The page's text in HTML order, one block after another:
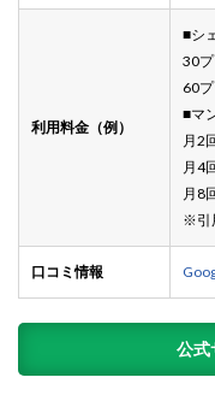
利用料金（例）
■シ
30
60
■マ
月2
月4
月8
※引
口コミ情報
公式